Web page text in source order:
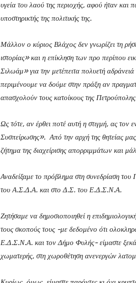
υγεία του λαού της περιοχής, αφού ήταν και
υποστηρικτής της πολιτικής της.
Μάλλον ο κύριος Βλάχος δεν γνωρίζει τη
ιστορίας» και η επίκληση των προ περίπου
Σιλωάμ» για την μετέπειτα πολυετή
περιμένουμε να δούμε στην πράξη αν
απασχολούν τους κατοίκους της
Ως τότε, αν έρθει ποτέ αυτή η στιγμή, ας τον
Συσπείρωσης». Από την αρχή της θητείας
ζήτημα της διαχείρισης απορριμμάτων και
Αναδείξαμε το πρόβλημα στη συνεδρίαση
του Α.Σ.Δ.Α. και στο Δ.Σ. του Ε.Δ.Σ.Ν.Α.
Ζητήσαμε να δημοσιοποιηθεί η
τους σκοπούς τους -με δεδομένο ότι
Ε.Δ.Σ.Ν.Α. και τον Δήμο Φυλής- είμαστε
χωματερής, στη χωροθέτηση ανενεργών